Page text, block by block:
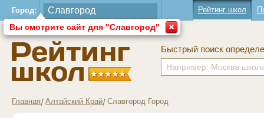
Город:
Вы смотрите сайт для "Славгород"
Рейтинг школ
Быстрый поиск
Главная Алтайский Край Славгород Город